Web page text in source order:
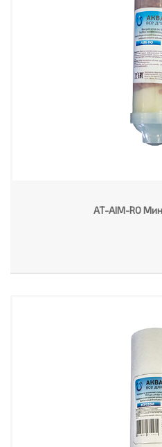
AT-AIM-RO